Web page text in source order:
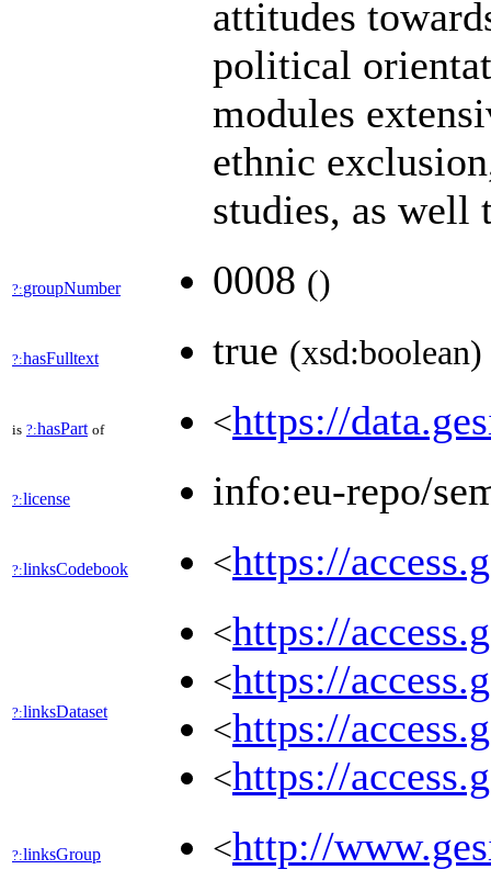
attitudes
political
modules
ethnic
studies, as well
?:groupNumber 0008 ()
?:hasFulltext true (xsd:boolean)
is ?:hasPart of <https://
?:license info:eu-repo/
?:linksCodebook <https://
?:linksDataset
<https://
<https://
<https://
<https://
?:linksGroup <http://